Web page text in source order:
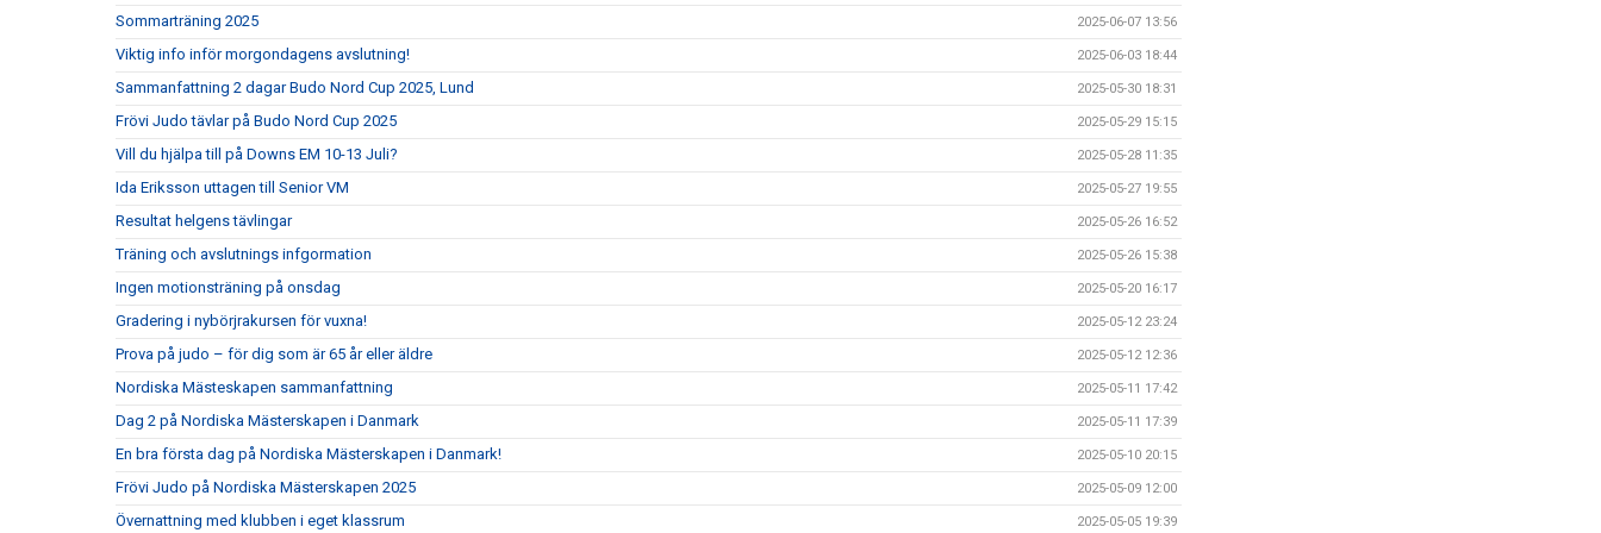
Sommarträning 2025 2025-06-07 13:56
Viktig info inför morgondagens avslutning! 2025-06-03 18:44
Sammanfattning 2 dagar Budo Nord Cup 2025, Lund 2025-05-30 18:31
Frövi Judo tävlar på Budo Nord Cup 2025 2025-05-29 15:15
Vill du hjälpa till på Downs EM 10-13 Juli? 2025-05-28 11:35
Ida Eriksson uttagen till Senior VM 2025-05-27 19:55
Resultat helgens tävlingar 2025-05-26 16:52
Träning och avslutnings infgormation 2025-05-26 15:38
Ingen motionsträning på onsdag 2025-05-20 16:17
Gradering i nybörjrakursen för vuxna! 2025-05-12 23:24
Prova på judo – för dig som är 65 år eller äldre 2025-05-12 12:36
Nordiska Mästeskapen sammanfattning 2025-05-11 17:42
Dag 2 på Nordiska Mästerskapen i Danmark 2025-05-11 17:39
En bra första dag på Nordiska Mästerskapen i Danmark! 2025-05-10 20:15
Frövi Judo på Nordiska Mästerskapen 2025 2025-05-09 12:00
Övernattning med klubben i eget klassrum 2025-05-05 19:39